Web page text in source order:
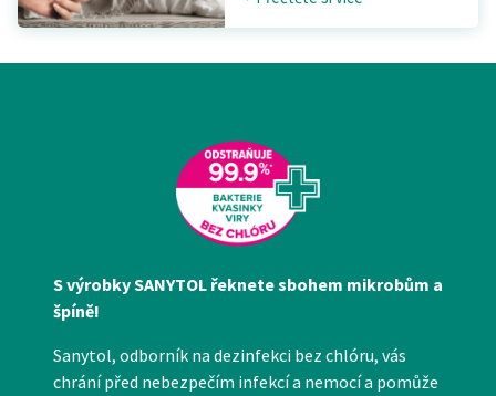
S výrobky SANYTOL řeknete sbohem mikrobům a
špíně!
Sanytol, odborník na dezinfekci bez chlóru, vás
chrání před nebezpečím infekcí a nemocí a pomůže